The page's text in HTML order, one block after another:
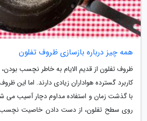
همه چیز درباره بازسازی ظروف تفلون
ظروف تفلون از قدیم الایام به خاطر نچسب
کاربرد گسترده هواداران زیادی دارند. اما این ظروف
با گذشت زمان و استفاده مداوم دچار آسیب
روی سطح تفلون، از دست دادن خاصیت نچسب